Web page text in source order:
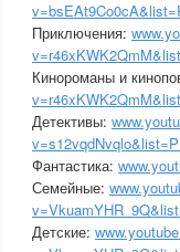
Приключения:
Кинороманы и
Детективы:
Фантастика:
Семейные:
Детские: